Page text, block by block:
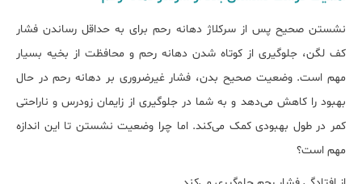
نشستن صحیح پس از سرکلاژ دهانه رحم برای به حداقل رساندن فشار
کف لگن، جلوگیری از کوتاه شدن دهانه رحم و محافظت از بخیه بسیار
مهم است. وضعیت صحیح بدن، فشار غیرضروری بر دهانه رحم در حال
بهبود را کاهش می‌دهد و به شما در جلوگیری از زایمان زودرس و ناراحتی
کمر در طول بهبودی کمک می‌کند. اما چرا وضعیت نشستن تا این اندازه
مهم است؟